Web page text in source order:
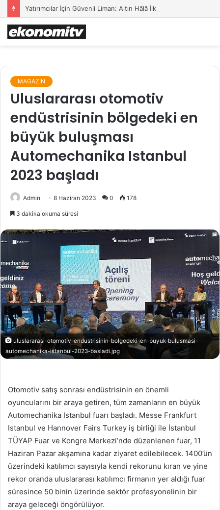
Yatırımcılar İçin Güvenli Liman: Altın Hâlâ İlk Sırada mı?
MAGAZİN
Uluslararası otomotiv
endüstrisinin bölgedeki en
büyük buluşması
Automechanika Istanbul
2023 başladı
Admin 8 Haziran 2023 0 178
3 dakika okuma süresi
uluslararasi-otomotiv-endustrisinin-bolgedeki-en-buyuk-bulusmasi-
automechanika-istanbul-2023-basladi.jpg
Otomotiv satış sonrası endüstrisinin en önemli
oyuncularını bir araya getiren, tüm zamanların en büyük
Automechanika Istanbul fuarı başladı. Messe Frankfurt
Istanbul ve Hannover Fairs Turkey iş birliği ile İstanbul
TÜYAP Fuar ve Kongre Merkezi’nde düzenlenen fuar, 11
Haziran Pazar akşamına kadar ziyaret edilebilecek. 1400’ün
üzerindeki katılımcı sayısıyla kendi rekorunu kıran ve yine
rekor oranda uluslararası katılımcı firmanın yer aldığı fuar
süresince 50 binin üzerinde sektör profesyonelinin bir
araya geleceği öngörülüyor.